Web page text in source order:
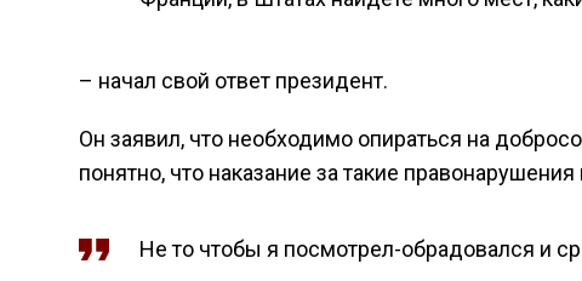
– начал свой ответ президент.
Он заявил, что необходимо опираться на
понятно, что наказание за такие
Не то чтобы я посмотрел-обрадовался и